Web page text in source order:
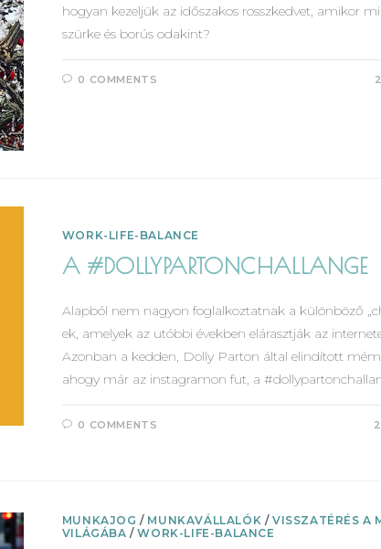
hogyan kezeljük az időszakos rosszkedvet, amikor
szürke és borús odakint?
0 COMMENTS
WORK-LIFE-BALANCE
A #DOLLYPARTONCHALLANGE
Alapból nem nagyon foglalkoztatnak a különböző
ek, amelyek az utóbbi években elárasztják az
Azonban a kedden, Dolly Parton által elindított
ahogy már az instagramon fut, a
0 COMMENTS
MUNKAJOG / MUNKAVÁLLALÓK /VISSZATÉRÉS A
VILÁGÁBA /WORK-LIFE-BALANCE